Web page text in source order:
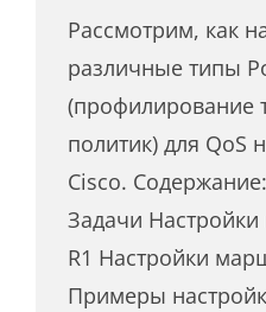
Рассмотрим, как
различные типы
(профилирование
политик) для QoS
Cisco.
Задачи
R1 Настройки
Примеры